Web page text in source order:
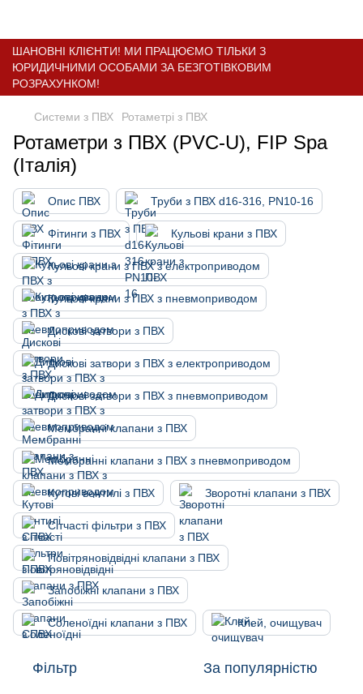
ШАНОВНІ КЛІЄНТИ! МИ ПРАЦЮЄМО ТІЛЬКИ З
ЮРИДИЧНИМИ ОСОБАМИ ЗА БЕЗГОТІВКОВИМ
РОЗРАХУНКОМ!
Системи з ПВХ Ротаметрі з ПВХ
Ротаметри з ПВХ (PVC-U), FIP Spa
(Італія)
Опис ПВХ Труби з ПВХ d16-316, PN10-16
Фітинги з ПВХ Кульові крани з ПВХ
Кульові крани з ПВХ з електроприводом
Кульові крани з ПВХ з пневмоприводом
Дискові затвори з ПВХ
Дискові затвори з ПВХ з електроприводом
Дискові затвори з ПВХ з пневмоприводом
Мембранні клапани з ПВХ
Мембранні клапани з ПВХ з пневмоприводом
Кутові вентилі з ПВХ Зворотні клапани з ПВХ
Сітчасті фільтри з ПВХ
Повітряновідвідні клапани з ПВХ
Запобіжні клапани з ПВХ
Соленоїдні клапани з ПВХ Клей, очищувач
Фільтр За популярністю